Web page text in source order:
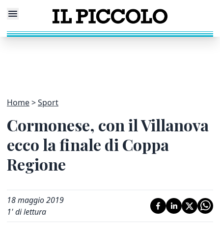
Home Sport
Cormonese, con il Villanova
ecco la finale di Coppa
Regione
18 maggio 2019
1' di lettura